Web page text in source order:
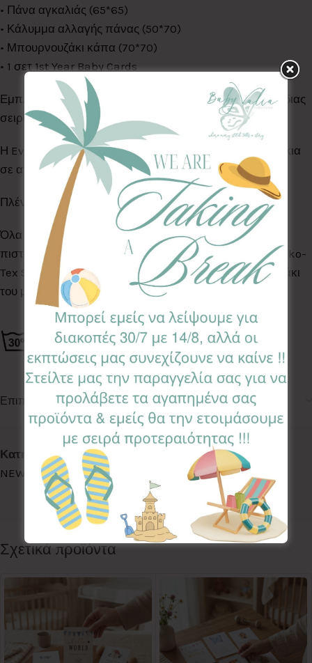
• Πάνα αγκαλιάς (65*65)
• Κάλυμμα αλλαγής πάνας (50*70)
• Μπουρνουζάκι κάπα (70*70)
• 1 σετ 1st Year Baby Cards
Εμπλουτίστε το set σας με τα υπόλοιπα προϊόντα της ίδιας
σειράς.
Η Evergreen Collection είναι σε λευκό φόντο με κλαδάκια
σε αποχρώσεις κυρίως του πράσσινο σκούρο.
Πλένονται ολα στο πλυντήριο ρούχων στους 30°C
Όλα τα Υφάσματα της συλλογής μας είναι ελεγμένα &
πιστοποιημένα για βλαβερές ουσίες σύμφωνα με το Oeko-
Tex Standard 100, κατάλληλα για το ευαίσθητο δερματάκι
του μωρού σας.
Επιπλέον πληροφορίες
Κωδικός προϊόντος:NBSX-EV
Κατηγορίες:
BABY SHOWER NEWBORN SET MAXI
NEWBORN SETS
Ετικέτα: Evergreen
Follow:
Σχετικά προϊόντα